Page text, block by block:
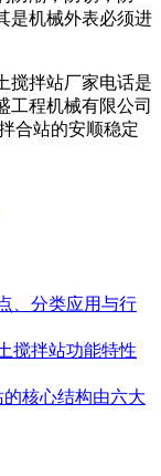
是机械外表必须进
搅拌站厂家电话是
工程机械有限公司
合站的安顺稳定
、分类应用与行
搅拌站功能特性
核心结构由六大